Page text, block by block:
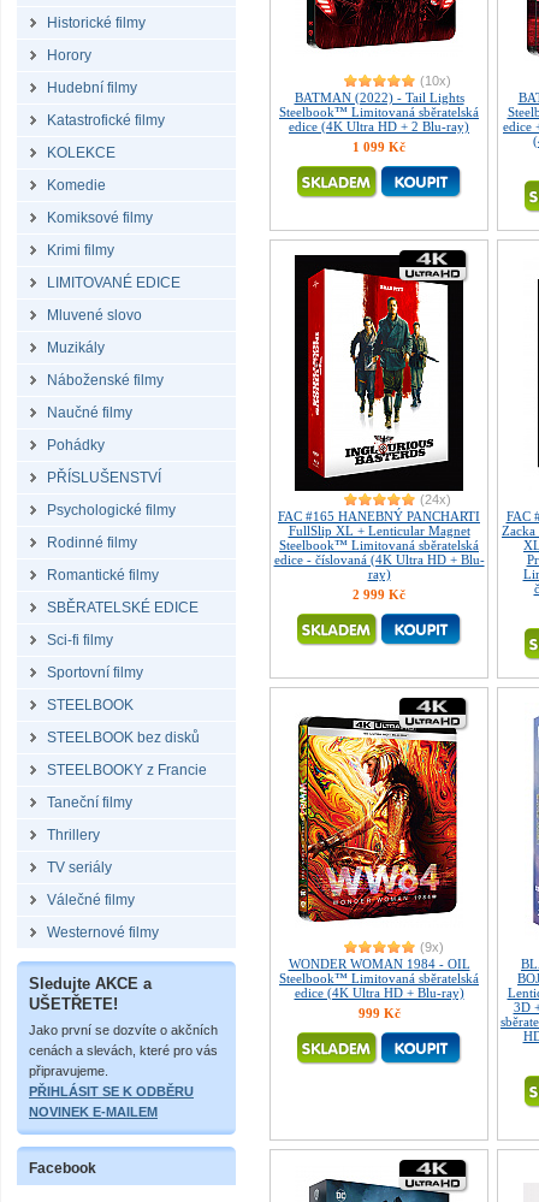
Historické filmy
Horory
Hudební filmy
Katastrofické filmy
KOLEKCE
Komedie
Komiksové filmy
Krimi filmy
LIMITOVANÉ EDICE
Mluvené slovo
Muzikály
Náboženské filmy
Naučné filmy
Pohádky
PŘÍSLUŠENSTVÍ
Psychologické filmy
Rodinné filmy
Romantické filmy
SBĚRATELSKÉ EDICE
Sci-fi filmy
Sportovní filmy
STEELBOOK
STEELBOOK bez disků
STEELBOOKY z Francie
Taneční filmy
Thrillery
TV seriály
Válečné filmy
Westernové filmy
Sledujte AKCE a
UŠETŘETE!
Jako první se dozvíte o akčních
cenách a slevách, které pro vás
připravujeme.
PŘIHLÁSIT SE K ODBĚRU
NOVINEK E-MAILEM
Facebook
(10x)
BATMAN (2022) - Tail Lights
Steelbook™ Limitovaná sběratelská
edice (4K Ultra HD + 2 Blu-ray)
1 099 Kč
edice
(24x)
FAC #165 HANEBNÝ PANCHARTI
FullSlip XL + Lenticular Magnet
Steelbook™ Limitovaná sběratelská
edice - číslovaná (4K Ultra HD + Blu-
ray)
2 999 Kč
FAC
(9x)
WONDER WOMAN 1984 - OIL
Steelbook™ Limitovaná sběratelská
edice (4K Ultra HD + Blu-ray)
999 Kč
3D